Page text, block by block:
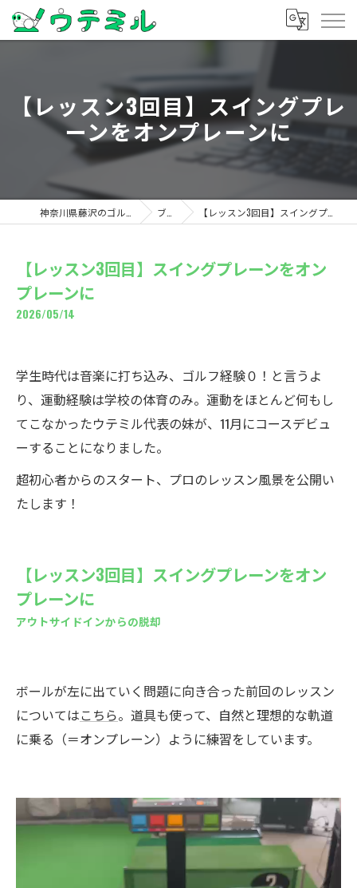
【レッスン3回目】スイングプレ
ーンをオンプレーンに
ブログ 【レッスン3回目】スイングプレーンをオンプレーンに
【レッスン3回目】スイングプレーンをオン
プレーンに
2026/05/14
学生時代は音楽に打ち込み、ゴルフ経験０！と言うよ
り、運動経験は学校の体育のみ。運動をほとんど何もし
てこなかったウテミル代表の妹が、11月にコースデビュ
ーすることになりました。
超初心者からのスタート、プロのレッスン風景を公開い
たします！
【レッスン3回目】スイングプレーンをオン
プレーンに
アウトサイドインからの脱却
ボールが左に出ていく問題に向き合った前回のレッスン
についてはこちら。道具も使って、自然と理想的な軌道
に乗る（＝オンプレーン）ように練習をしています。